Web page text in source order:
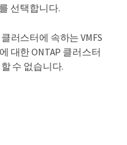
선택합니다.
러스터에 속하는 VMFS
대한 ONTAP 클러스터
수 없습니다.